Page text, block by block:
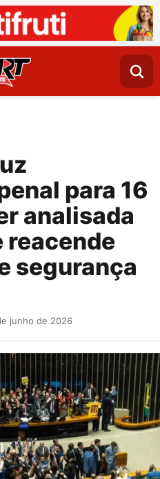
para 16
analisada
reacende
segurança
junho de 2026